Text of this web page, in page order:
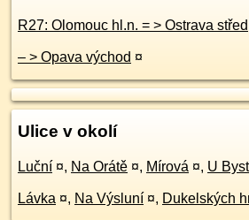
R27: Olomouc hl.n. = > Ostrava střed
– > Opava východ ¤
Ulice v okolí
Luční ¤, Na Orátě ¤, Mírová ¤, U
Lávka ¤, Na Výsluní ¤, Dukelských